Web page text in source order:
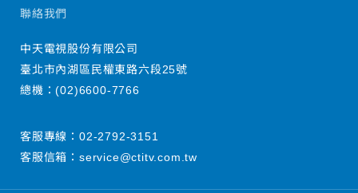
聯絡我們
中天電視股份有限公司
臺北市內湖區民權東路六段25號
總機：(02)6600-7766
客服專線： 02-2792-3151
客服信箱： service@ctitv.com.tw